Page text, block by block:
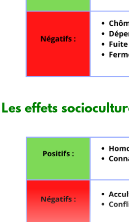
Les effets